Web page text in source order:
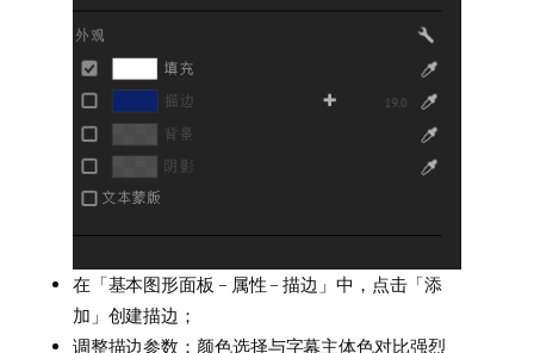
在「基本图形面板 – 属性 – 描边」中，点击「添
加」创建描边；
调整描边参数：颜色选择与字幕主体色对比强烈